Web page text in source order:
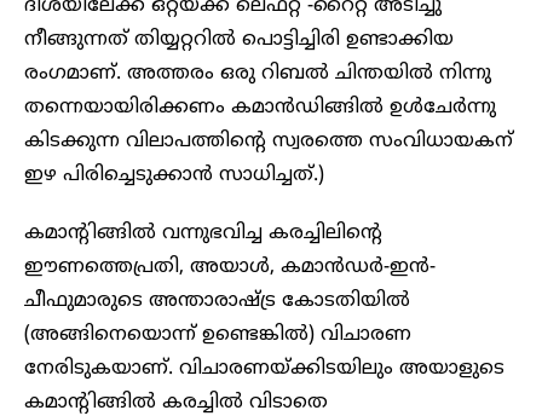
ദിശയിലേക്ക് ഒറ്റയ്ക്ക് ലെഫ്റ്റ് -റൈറ്റ് അടിച്ചു
നീങ്ങുന്നത് തിയ്യറ്ററിൽ പൊട്ടിച്ചിരി ഉണ്ടാക്കിയ
രംഗമാണ്. അത്തരം ഒരു റിബൽ ചിന്തയിൽ നിന്നു
തന്നെയായിരിക്കണം കമാൻഡിങ്ങിൽ ഉൾചേർന്നു
കിടക്കുന്ന വിലാപത്തിന്റെ സ്വരത്തെ സംവിധായകന്
ഇഴ പിരിച്ചെടുക്കാൻ സാധിച്ചത്.)
കമാന്റിങ്ങിൽ വന്നുഭവിച്ച കരച്ചിലിന്റെ
ഈണത്തെപ്രതി, അയാൾ, കമാൻഡർ-ഇൻ-
ചീഫുമാരുടെ അന്താരാഷ്ട്ര കോടതിയിൽ
(അങ്ങിനെയൊന്ന് ഉണ്ടെങ്കിൽ) വിചാരണ
നേരിടുകയാണ്. വിചാരണയ്ക്കിടയിലും അയാളുടെ
കമാന്റിങ്ങിൽ കരച്ചിൽ വിടാതെ